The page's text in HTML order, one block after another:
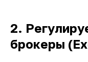
2.
брокеры